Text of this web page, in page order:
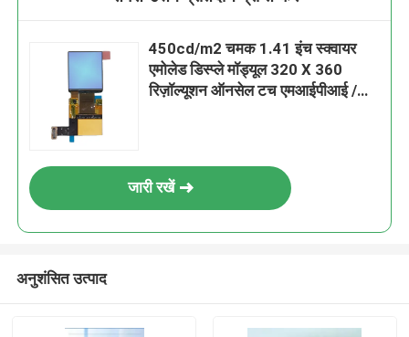
450cd/m2 चमक 1.41 इंच स्क्वायर
एमोलेड डिस्प्ले मॉड्यूल 320 X 360
रिज़ॉल्यूशन ऑनसेल टच एमआईपीआई /
जारी रखें
अनुशंसित उत्पाद